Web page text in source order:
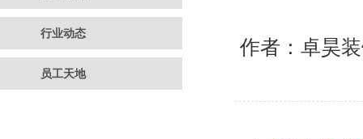
行业动态
员工天地
作者：卓昊